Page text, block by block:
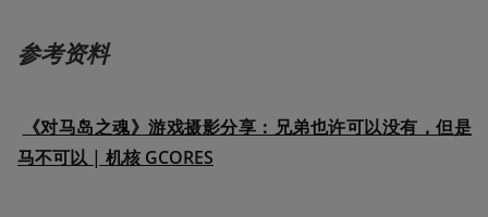
参考资料
《对马岛之魂》游戏摄影分享：兄弟也许可以没有，但是
马不可以 | 机核 GCORES